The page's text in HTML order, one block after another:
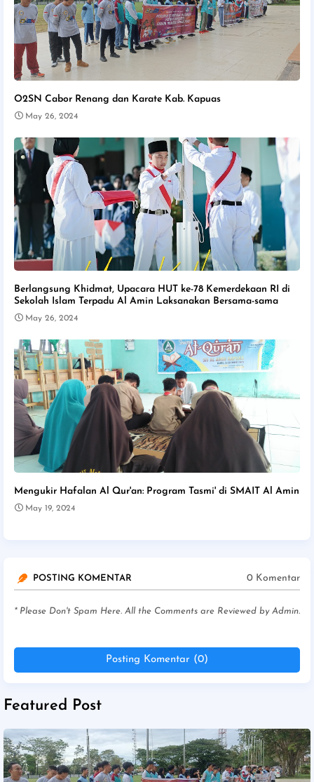
O2SN Cabor Renang dan Karate Kab. Kapuas
May 26, 2024
Berlangsung Khidmat, Upacara HUT ke-78 Kemerdekaan RI di
Sekolah Islam Terpadu Al Amin Laksanakan Bersama-sama
May 26, 2024
Mengukir Hafalan Al Qur'an: Program Tasmi' di SMAIT Al Amin
May 19, 2024
POSTING KOMENTAR 0 Komentar
* Please Don't Spam Here. All the Comments are Reviewed by Admin.
Posting Komentar (0)
Featured Post